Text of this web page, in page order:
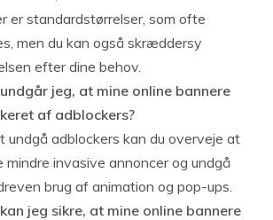
er standardstørrelser, som ofte
men du kan også skræddersy
efter dine behov.
jeg, at mine online bannere
af adblockers?
undgå adblockers kan du overveje at
mindre invasive annoncer og undgå
brug af animation og pop-ups.
jeg sikre, at mine online bannere